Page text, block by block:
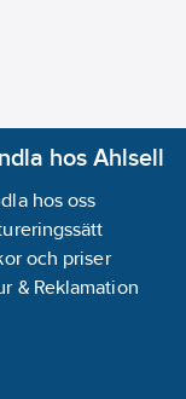
hos Ahlsell
hos oss
och priser
& Reklamation